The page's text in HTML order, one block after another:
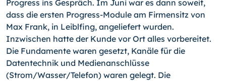
Progress ins Gespräch. Im Juni war es dann soweit,
dass die ersten Progress-Module am Firmensitz von
Max Frank, in Leiblfing, angeliefert wurden.
Inzwischen hatte der Kunde vor Ort alles vorbereitet.
Die Fundamente waren gesetzt, Kanäle für die
Datentechnik und Medienanschlüsse
(Strom/Wasser/Telefon) waren gelegt. Die